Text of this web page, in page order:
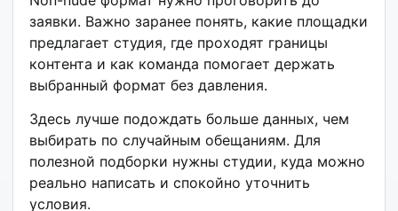
заявки. Важно заранее понять, какие площадки
предлагает студия, где проходят границы
контента и как команда помогает держать
выбранный формат без давления.
Здесь лучше подождать больше данных, чем
выбирать по случайным обещаниям. Для
полезной подборки нужны студии, куда можно
реально написать и спокойно уточнить
условия.